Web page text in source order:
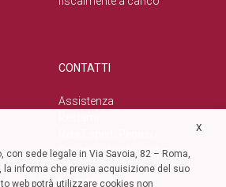
CONTATTI
Assistenza
Privacy e cookie policy
SOCIAL
X
con sede legale in Via Savoia, 82 – Roma,
informa che previa acquisizione del suo
web potrà utilizzare cookies non